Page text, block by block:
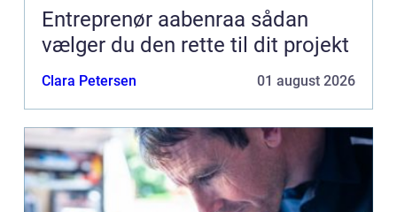
Entreprenør aabenraa sådan
vælger du den rette til dit projekt
Clara Petersen 01 august 2026